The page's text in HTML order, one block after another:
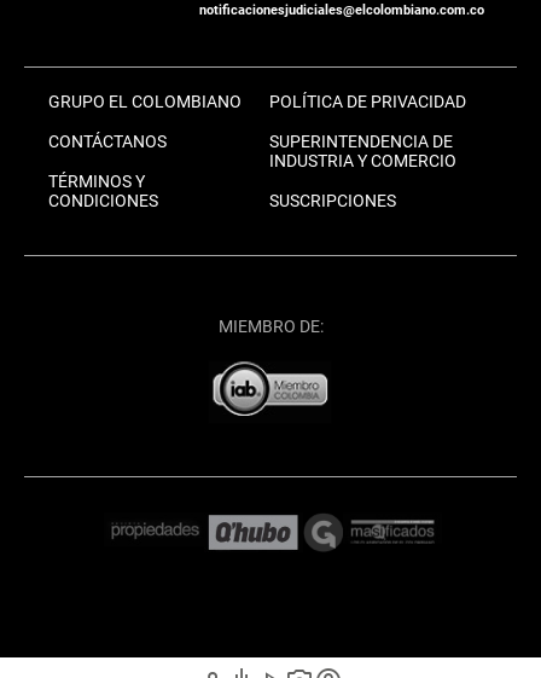
notificacionesjudiciales@elcolombiano.com.co
GRUPO EL COLOMBIANO
CONTÁCTANOS
TÉRMINOS Y
CONDICIONES
POLÍTICA DE PRIVACIDAD
SUPERINTENDENCIA DE
INDUSTRIA Y COMERCIO
SUSCRIPCIONES
MIEMBRO DE: